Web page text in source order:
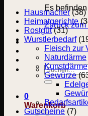
Es
Zurück zum
Suchen
nach:
0
Warenkorb
Hausmacher (38)
Heimatgerichte
Rostgut (31)
Wurstlerbedarf
Fleisch zur
Naturdärme
Kunstdärme
Gewürze
Gutscheine (7)